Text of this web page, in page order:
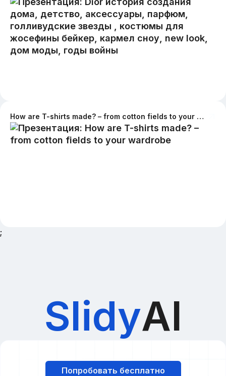
How are T-shirts made? – from cotton fields to your wardrobe
;
SlidyAI
Попробовать бесплатно